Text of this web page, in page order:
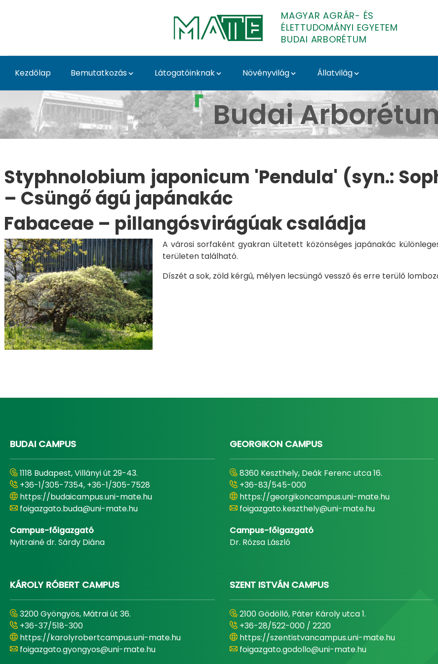
MAGYAR AGRÁR- ÉS
ÉLETTUDOMÁNYI EGYETEM
BUDAI ARBORÉTUM
Kezdőlap Bemutatkozás Látogatóinknak Növényvilág Állatvilág
Sophora japonica ’Pendula’ - Budai
Budai
Styphnolobium japonicum 'Pendula' (syn.:
– Csüngő ágú japánakác
Fabaceae – pillangósvirágúak családja
A városi sorfaként gyakran ültetett közönséges japánakác
területen található.
Díszét a sok, zöld kérgű, mélyen lecsüngő vessző és erre terülő
BUDAI CAMPUS
1118 Budapest, Villányi út 29-43.
+36-1/305-7354, +36-1/305-7528
https://budaicampus.uni-mate.hu
foigazgato.buda@uni-mate.hu
Campus-főigazgató
Nyitrainé dr. Sárdy Diána
GEORGIKON CAMPUS
8360 Keszthely, Deák Ferenc utca 16.
+36-83/545-000
https://georgikoncampus.uni-mate.hu
foigazgato.keszthely@uni-mate.hu
Campus-főigazgató
Dr. Rózsa László
KÁROLY RÓBERT CAMPUS
3200 Gyöngyös, Mátrai út 36.
+36-37/518-300
https://karolyrobertcampus.uni-mate.hu
foigazgato.gyongyos@uni-mate.hu
SZENT ISTVÁN CAMPUS
2100 Gödöllő, Páter Károly utca 1.
+36-28/522-000 / 2220
https://szentistvancampus.uni-mate.hu
foigazgato.godollo@uni-mate.hu